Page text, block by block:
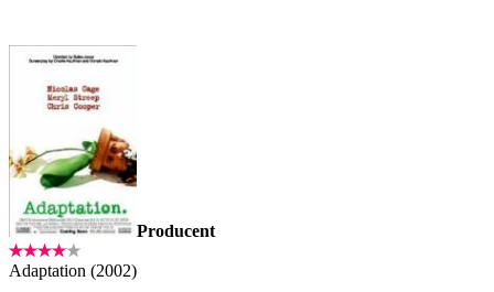
Producent
Adaptation (2002)